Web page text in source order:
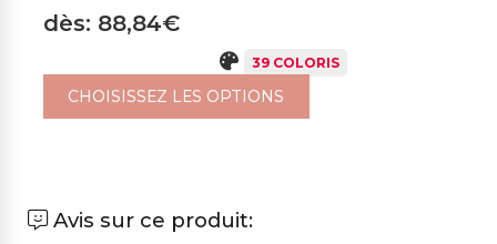
dès: 88,84€
39 COLORIS
CHOISISSEZ LES OPTIONS
Avis sur ce produit: